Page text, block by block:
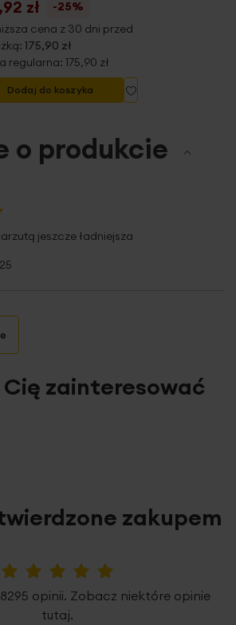
zł
-25%
cena z 30 dni przed
175,90 zł
regularna: 175,90 zł
Dodaj do koszyka Dodaj do listy
o produkcie
jeszcze ładniejsza
Cię zainteresować
zakupem
opinii. Zobacz niektóre opinie
tutaj.